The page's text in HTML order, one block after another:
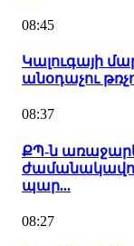
08:45
Կալուգայի
անօդաչու
08:37
ՔՊ-ն
պար...
08:27